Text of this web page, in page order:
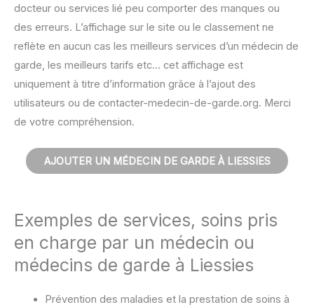
docteur ou services lié peu comporter des manques ou
des erreurs. L’affichage sur le site ou le classement ne
reflète en aucun cas les meilleurs services d’un médecin de
garde, les meilleurs tarifs etc… cet affichage est
uniquement à titre d’information grâce à l’ajout des
utilisateurs ou de contacter-medecin-de-garde.org. Merci
de votre compréhension.
AJOUTER UN MÉDECIN DE GARDE À LIESSIES
Exemples de services, soins pris
en charge par un médecin ou
médecins de garde à Liessies
Prévention des maladies et la prestation de soins à